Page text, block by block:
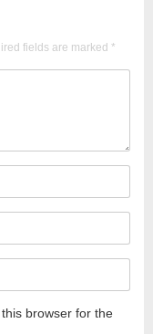
fields are marked *
browser for the